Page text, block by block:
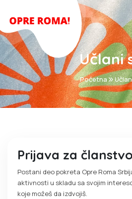
Učlani
Početna
Prijava za članstvo
Postani deo pokreta Opre Roma
aktivnosti u skladu sa svojim
koje možeš da izdvojiš.